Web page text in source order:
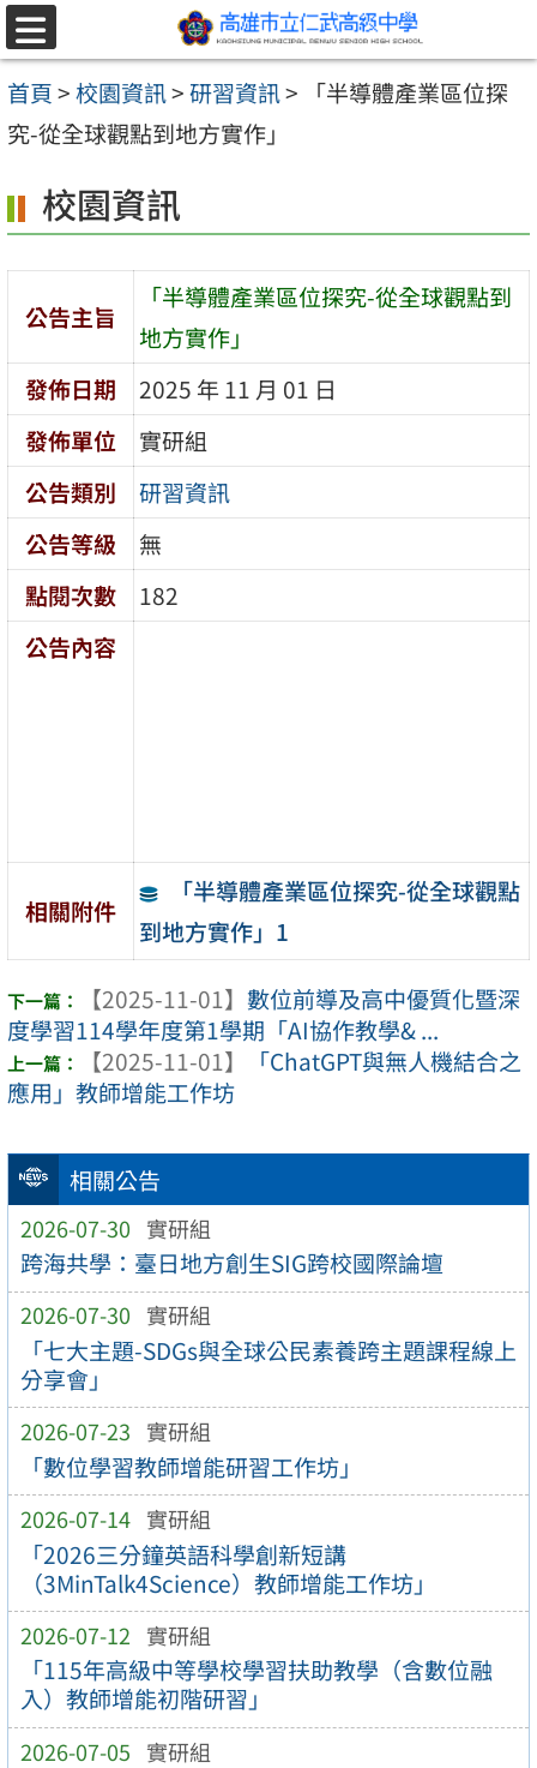
跳至主要內容區
選
單
首頁>校園資訊>研習資訊>
「半導體產業區位探
究-從全球觀點到地方實作」
相關公告
2026-07-30 實研組
跨海共學：臺日地方創生SIG跨校國際論壇
2026-07-30 實研組
「七大主題-SDGs與全球公民素養跨主題課程線上
分享會」
2026-07-23 實研組
「數位學習教師增能研習工作坊」
2026-07-14 實研組
「2026三分鐘英語科學創新短講
（3MinTalk4Science）教師增能工作坊」
2026-07-12 實研組
「115年高級中等學校學習扶助教學（含數位融
入）教師增能初階研習」
2026-07-05 實研組
校園資訊
公告主旨
「半導體產業區位探究-從全球觀點到
地方實作」
發佈日期
2025 年 11 月 01 日
發佈單位
實研組
公告類別
研習資訊
公告等級
無
點閱次數
182
公告內容
相關附件
「半導體產業區位探究-從全球觀點
到地方實作」1
【2025-11-01】 數位前導及高中優質化暨深
度學習114學年度第1學期「AI協作教學& ...
【2025-11-01】
「ChatGPT與無人機結合之
應用」教師增能工作坊